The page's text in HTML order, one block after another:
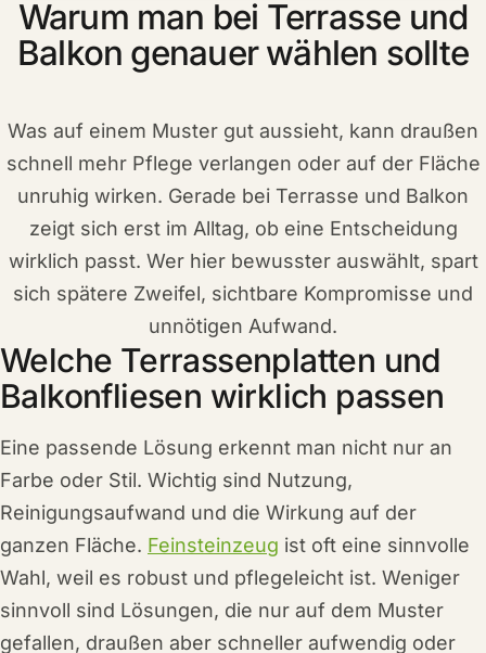
Warum man bei Terrasse und
Balkon genauer wählen sollte
Was auf einem Muster gut aussieht, kann draußen
schnell mehr Pflege verlangen oder auf der Fläche
unruhig wirken. Gerade bei Terrasse und Balkon
zeigt sich erst im Alltag, ob eine Entscheidung
wirklich passt. Wer hier bewusster auswählt, spart
sich spätere Zweifel, sichtbare Kompromisse und
unnötigen Aufwand.
Welche Terrassenplatten und
Balkonfliesen wirklich passen
Eine passende Lösung erkennt man nicht nur an
Farbe oder Stil. Wichtig sind Nutzung,
Reinigungsaufwand und die Wirkung auf der
ganzen Fläche. Feinsteinzeug ist oft eine sinnvolle
Wahl, weil es robust und pflegeleicht ist. Weniger
sinnvoll sind Lösungen, die nur auf dem Muster
gefallen, draußen aber schneller aufwendig oder